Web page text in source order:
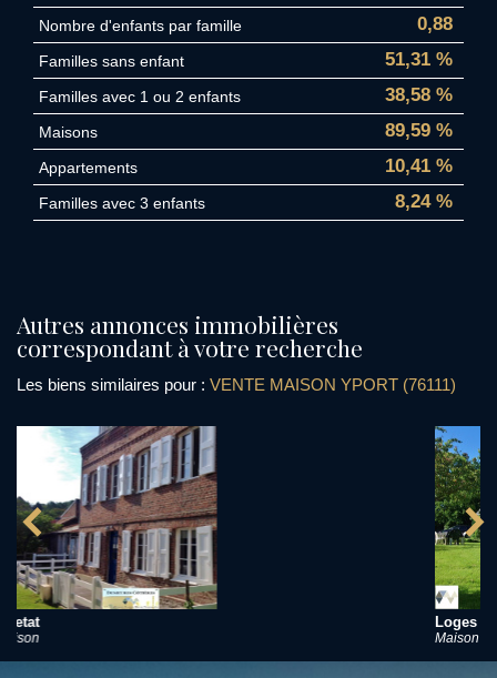
Nombre d'enfants par famille 0,88
Familles sans enfant 51,31 %
Familles avec 1 ou 2 enfants 38,58 %
Maisons 89,59 %
Appartements 10,41 %
Familles avec 3 enfants 8,24 %
autres annonces immobilières
correspondant à votre recherche
Les biens similaires pour : VENTE MAISON YPORT (76111)